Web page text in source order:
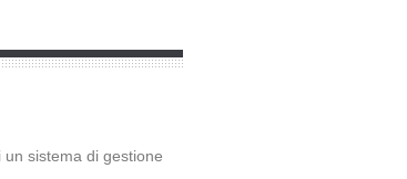
sistema di gestione